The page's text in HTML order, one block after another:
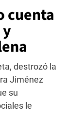
cuenta
destrozó la
Jiménez
su
le